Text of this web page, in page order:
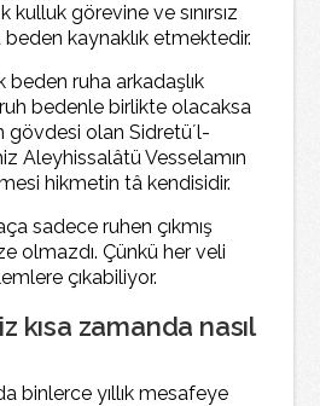
görevine ve sınırsız
kaynaklık etmektedir.
ruha arkadaşlık
bedenle birlikte olacaksa
gövdesi olan Sidretü´l-
Aleyhissalâtü Vesselamın
hikmetin tâ kendisidir.
sadece ruhen çıkmış
olmazdı. Çünkü her veli
çıkabiliyor.
kısa zamanda nasıl
binlerce yıllık mesafeye